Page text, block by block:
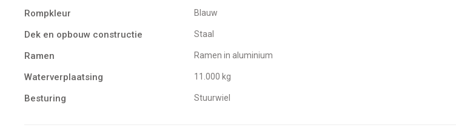
Rompkleur Blauw
Dek en opbouw constructie Staal
Ramen Ramen in aluminium
Waterverplaatsing 11.000 kg
Besturing Stuurwiel